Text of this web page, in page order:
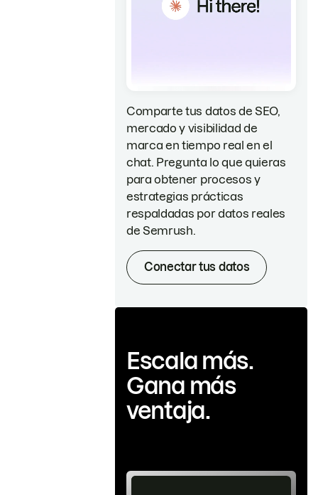
Comparte tus datos de SEO,
mercado y visibilidad de
marca en tiempo real en el
chat. Pregunta lo que quieras
para obtener procesos y
estrategias prácticas
respaldadas por datos reales
de Semrush.
Conectar tus datos
Escala más.
Gana más
ventaja.